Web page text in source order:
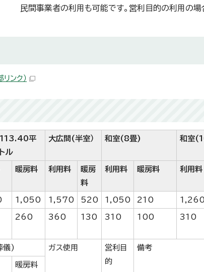
民間事業者の利用も可能です。営利目的の利用の
リンク）
113.40平
ル
大広間(半室） 和室(8畳) 和室
暖房料 利用料
暖房
料
利用料 暖房料 利用料
1,050 1,570 520 1,050 210 1,260
260 360 130 310 100 310
儀) ガス使用
営利目
的
備考
暖房料